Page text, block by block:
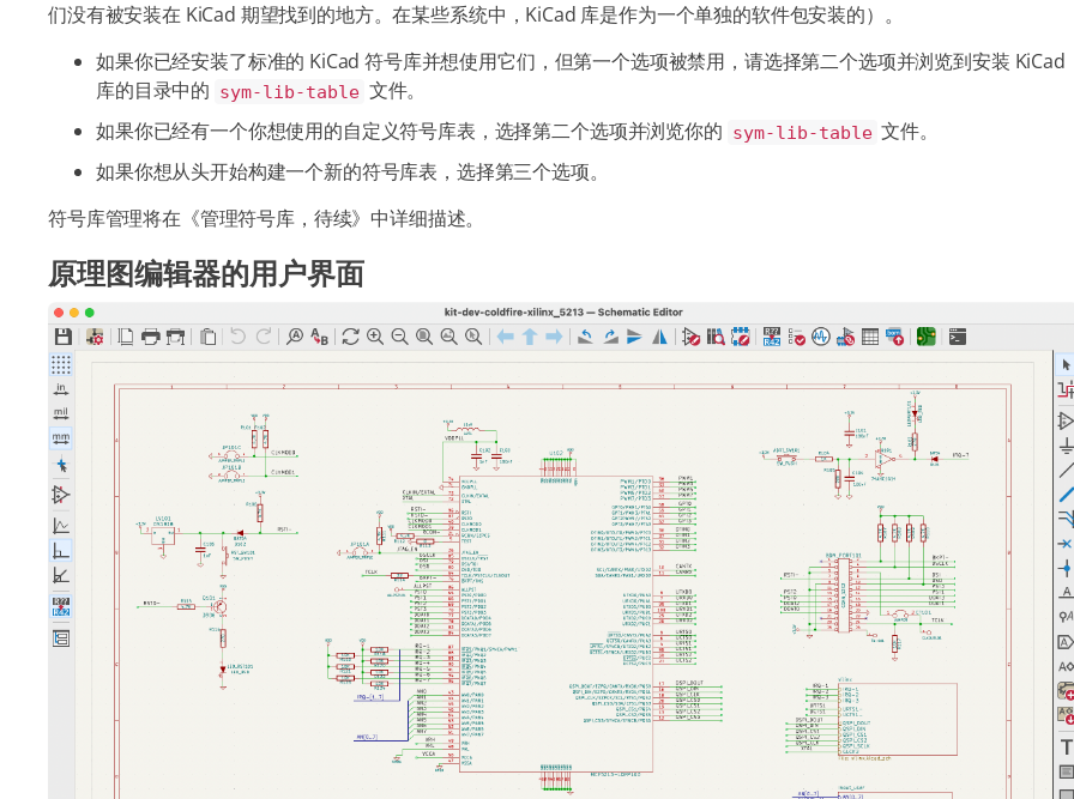
们没有被安装在 KiCad 期望找到的地方。在某些系统中，KiCad 库是作为一个单独的软件包安装的）。
如果你已经安装了标准的 KiCad 符号库并想使用它们，但第一个选项被禁用，请选择第二个选项并浏览到安装 KiCad
库的目录中的 sym-lib-table 文件。
如果你已经有一个你想使用的自定义符号库表，选择第二个选项并浏览你的 sym-lib-table 文件。
如果你想从头开始构建一个新的符号库表，选择第三个选项。
符号库管理将在《管理符号库，待续》中详细描述。
原理图编辑器的用户界面